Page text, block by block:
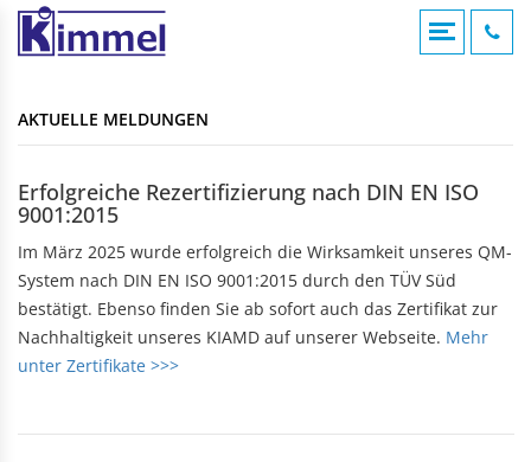
Übersicht
Anwendungsgebiete
Nomenklatur
Bearbeitungshinweise
Lohnarbeiten
KIAMID
zu den Produkten
SEBAMID
Übersicht
BADEWANNEN
Eckbadewannen
Rechteckwannen
Sechseckwannen
Achteckwannen
Rund- und Ovalwannen
Babywannen
Übersicht
MASCHINENTECHNIK
Maschinen
KLAPPBECHER
Historie
AKTUELLE MELDUNGEN
KONTAKTFOMULAR
DATENSCHUTZ
AKTUELLE MELDUNGEN
Erfolgreiche Rezertifizierung nach DIN EN ISO
9001:2015
Im März 2025 wurde erfolgreich die Wirksamkeit unseres QM-
System nach DIN EN ISO 9001:2015 durch den TÜV Süd
bestätigt. Ebenso finden Sie ab sofort auch das Zertifikat zur
Nachhaltigkeit unseres KIAMD auf unserer Webseite. Mehr
unter Zertifikate >>>